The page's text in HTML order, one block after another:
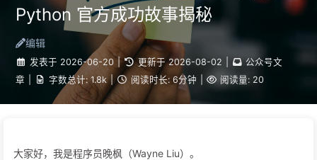
Python 官方成功故事揭秘
编辑
发表于 2026-06-20 | 更新于 2026-08-02
公众号文
章
字数总计: 1.8k | 阅读时长: 6分钟 阅读量: 20
大家好，我是程序员晚枫（Wayne Liu）。